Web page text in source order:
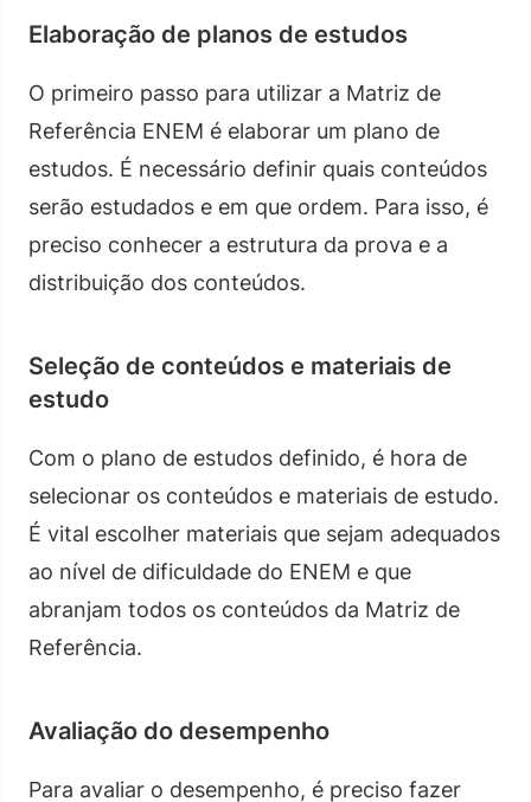
Elaboração de planos de estudos
O primeiro passo para utilizar a Matriz de
Referência ENEM é elaborar um plano de
estudos. É necessário definir quais conteúdos
serão estudados e em que ordem. Para isso, é
preciso conhecer a estrutura da prova e a
distribuição dos conteúdos.
Seleção de conteúdos e materiais de
estudo
Com o plano de estudos definido, é hora de
selecionar os conteúdos e materiais de estudo.
É vital escolher materiais que sejam adequados
ao nível de dificuldade do ENEM e que
abranjam todos os conteúdos da Matriz de
Referência.
Avaliação do desempenho
Para avaliar o desempenho, é preciso fazer